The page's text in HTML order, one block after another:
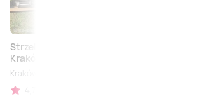
Strzelnica- pakiet podstawowy -
Kraków
Kraków